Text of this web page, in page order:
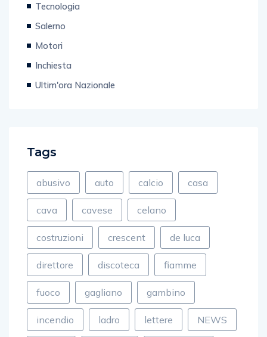
Tecnologia
Salerno
Motori
Inchiesta
Ultim'ora Nazionale
Tags
abusivo auto calcio casa
cava cavese celano
costruzioni crescent de luca
direttore discoteca fiamme
fuoco gagliano gambino
incendio ladro lettere NEWS